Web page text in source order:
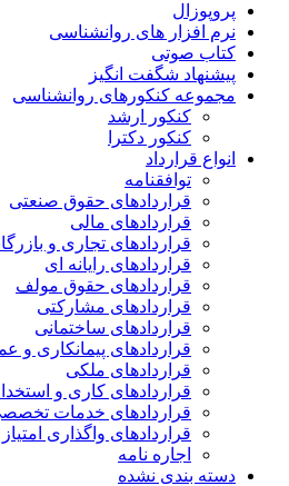
پروپوزال
نرم افزار های روانشناسی
کتاب صوتی
پیشنهاد شگفت انگیز
مجموعه کنکورهای روانشناسی
کنکور ارشد
کنکور دکترا
انواع قرارداد
توافقنامه
قراردادهای حقوق صنعتی
قراردادهای مالی
قراردادهای تجاری و
قراردادهای رایانه ای
قراردادهای حقوق مولف
قراردادهای مشارکتی
قراردادهای ساختمانی
قراردادهای پیمانکاری و
قراردادهای ملکی
قراردادهای کاری و
قراردادهای خدمات
قراردادهای واگذاری
اجاره نامه
دسته بندی نشده